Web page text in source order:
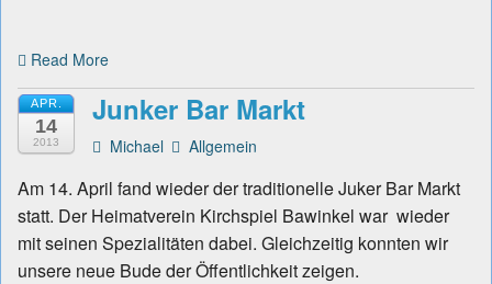
Read More
APR.
14
2013
Junker Bar Markt
Michael Allgemein
Am 14. April fand wieder der traditionelle Juker Bar Markt
statt. Der Heimatverein Kirchspiel Bawinkel war wieder
mit seinen Spezialitäten dabei. Gleichzeitig konnten wir
unsere neue Bude der Öffentlichkeit zeigen.